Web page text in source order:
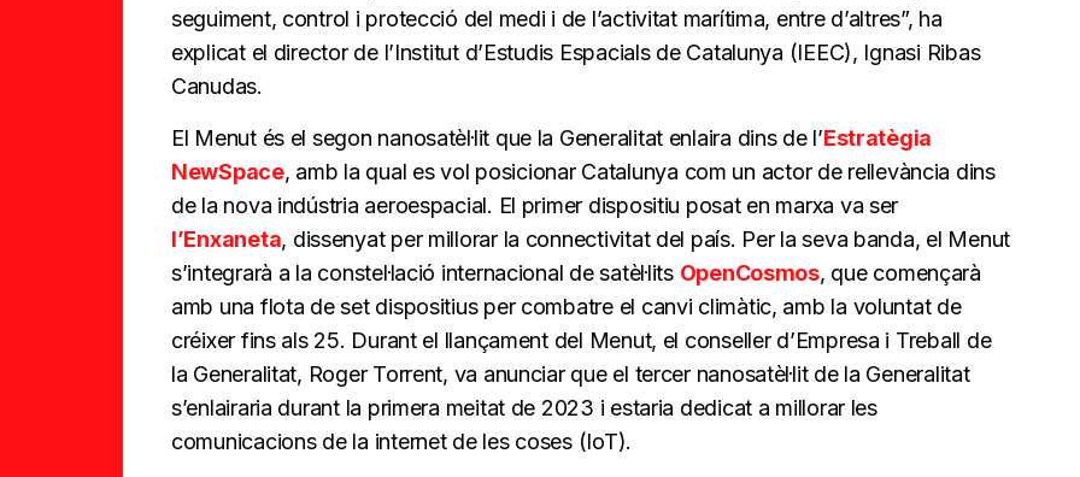
seguiment, control i protecció del medi i de l’activitat marítima, entre d’altres”, ha
explicat el director de l’Institut d’Estudis Espacials de Catalunya (IEEC), Ignasi Ribas
Canudas.
El Menut és el segon nanosatèl·lit que la Generalitat enlaira dins de l’Estratègia
NewSpace, amb la qual es vol posicionar Catalunya com un actor de rellevància dins
de la nova indústria aeroespacial. El primer dispositiu posat en marxa va ser
l’Enxaneta, dissenyat per millorar la connectivitat del país. Per la seva banda, el Menut
s’integrarà a la constel·lació internacional de satèl·lits OpenCosmos, que començarà
amb una flota de set dispositius per combatre el canvi climàtic, amb la voluntat de
créixer fins als 25. Durant el llançament del Menut, el conseller d’Empresa i Treball de
la Generalitat, Roger Torrent, va anunciar que el tercer nanosatèl·lit de la Generalitat
s’enlairaria durant la primera meitat de 2023 i estaria dedicat a millorar les
comunicacions de la internet de les coses (IoT).